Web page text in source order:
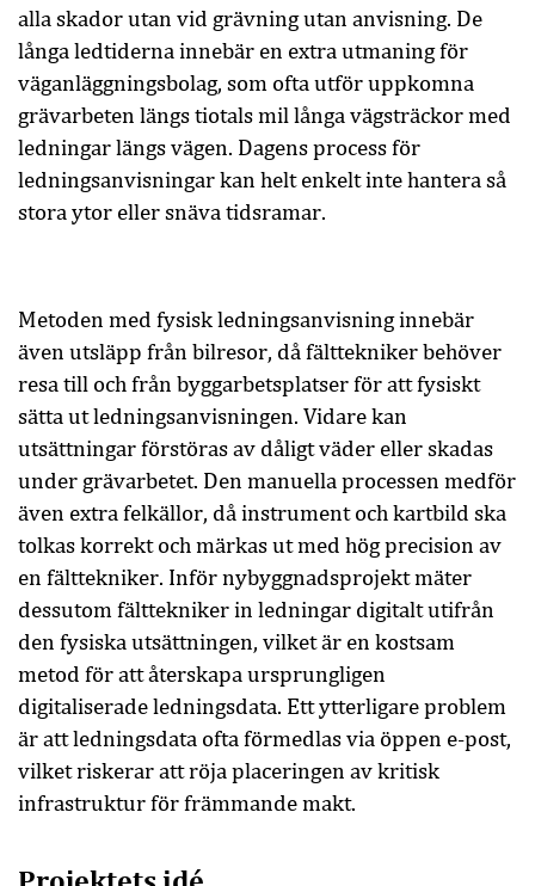
alla skador utan vid grävning utan anvisning. De
långa ledtiderna innebär en extra utmaning för
väganläggningsbolag, som ofta utför uppkomna
grävarbeten längs tiotals mil långa vägsträckor med
ledningar längs vägen. Dagens process för
ledningsanvisningar kan helt enkelt inte hantera så
stora ytor eller snäva tidsramar.
Metoden med fysisk ledningsanvisning innebär
även utsläpp från bilresor, då fälttekniker behöver
resa till och från byggarbetsplatser för att fysiskt
sätta ut ledningsanvisningen. Vidare kan
utsättningar förstöras av dåligt väder eller skadas
under grävarbetet. Den manuella processen medför
även extra felkällor, då instrument och kartbild ska
tolkas korrekt och märkas ut med hög precision av
en fälttekniker. Inför nybyggnadsprojekt mäter
dessutom fälttekniker in ledningar digitalt utifrån
den fysiska utsättningen, vilket är en kostsam
metod för att återskapa ursprungligen
digitaliserade ledningsdata. Ett ytterligare problem
är att ledningsdata ofta förmedlas via öppen e-post,
vilket riskerar att röja placeringen av kritisk
infrastruktur för främmande makt.